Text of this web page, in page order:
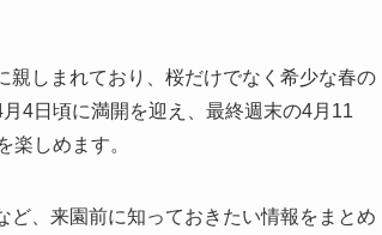
親しまれており、桜だけでなく希少な春の
4日頃に満開を迎え、最終週末の4月11
楽しめます。
、来園前に知っておきたい情報をまとめ